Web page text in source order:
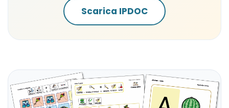
Scarica IPDOC